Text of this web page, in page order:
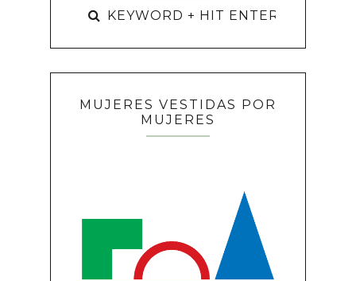
MUJERES VESTIDAS POR
MUJERES